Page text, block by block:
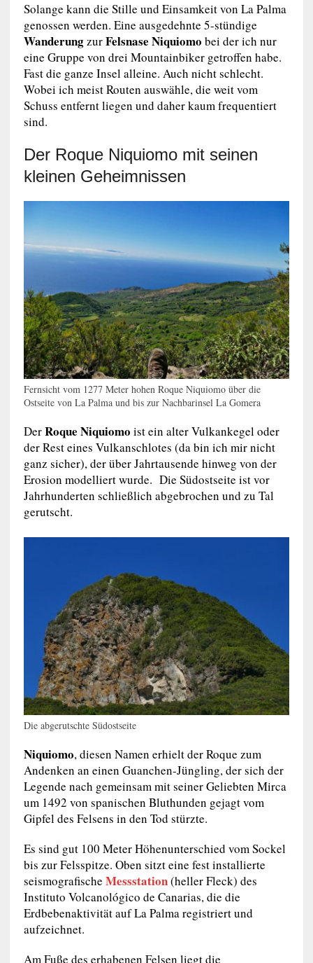
Solange kann die Stille und Einsamkeit von La Palma
genossen werden. Eine ausgedehnte 5-stündige
WanderungzurFelsnase Niquiomo bei der ich nur
eine Gruppe von drei Mountainbiker getroffen habe.
Fast die ganze Insel alleine. Auch nicht schlecht.
Wobei ich meist Routen auswähle, die weit vom
Schuss entfernt liegen und daher kaum frequentiert
sind.
Der Roque Niquiomo mit seinen
kleinen Geheimnissen
Fernsicht vom 1277 Meter hohen Roque Niquiomo über die
Ostseite von La Palma und bis zur Nachbarinsel La Gomera
DerRoque Niquiomo ist ein alter Vulkankegel oder
der Rest eines Vulkanschlotes (da bin ich mir nicht
ganz sicher), der über Jahrtausende hinweg von der
Erosion modelliert wurde. Die Südostseite ist vor
Jahrhunderten schließlich abgebrochen und zu Tal
gerutscht.
Die abgerutschte Südostseite
Niquiomo, diesen Namen erhielt der Roque zum
Andenken an einen Guanchen-Jüngling, der sich der
Legende nach gemeinsam mit seiner Geliebten Mirca
um 1492 von spanischen Bluthunden gejagt vom
Gipfel des Felsens in den Tod stürzte.
Es sind gut 100 Meter Höhenunterschied vom Sockel
bis zur Felsspitze. Oben sitzt eine fest installierte
seismografische Messstation(heller Fleck) des
Instituto Volcanológico de Canarias, die die
Erdbebenaktivität auf La Palma registriert und
aufzeichnet.
Am Fuße des erhabenen Felsen liegt die